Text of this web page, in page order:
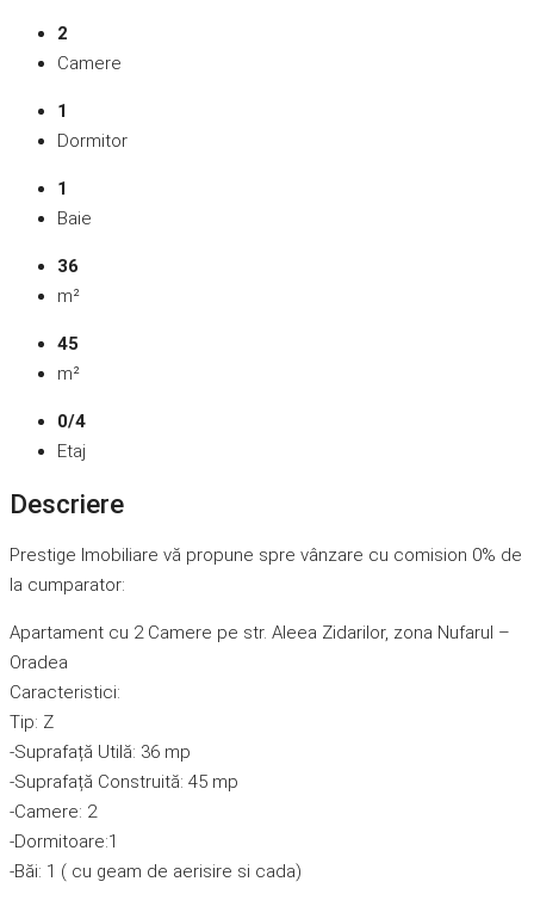
2
Camere
1
Dormitor
1
Baie
36
m²
45
m²
0/4
Etaj
Descriere
Prestige Imobiliare vă propune spre vânzare cu comision 0% de
la cumparator:
Apartament cu 2 Camere pe str. Aleea Zidarilor, zona Nufarul –
Oradea
Caracteristici:
Tip: Z
-Suprafață Utilă: 36 mp
-Suprafață Construită: 45 mp
-Camere: 2
-Dormitoare:1
-Băi: 1 ( cu geam de aerisire si cada)